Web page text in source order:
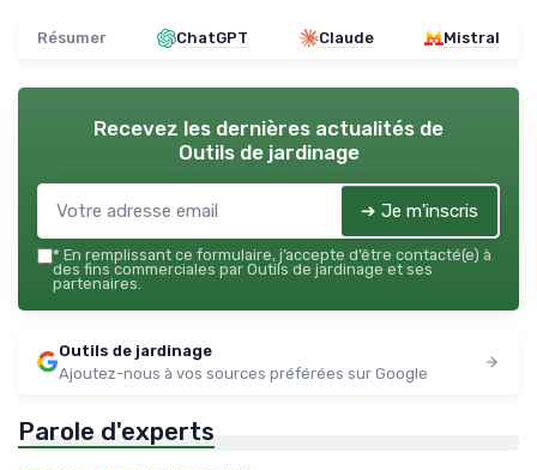
Résumer ChatGPT Claude Mistral
Recevez les dernières actualités de
Outils de jardinage
➔ Je m'inscris
* En remplissant ce formulaire, j’accepte d’être contacté(e) à
des fins commerciales par Outils de jardinage et ses
partenaires.
Outils de jardinage
Ajoutez-nous à vos sources préférées sur Google
Parole d'experts